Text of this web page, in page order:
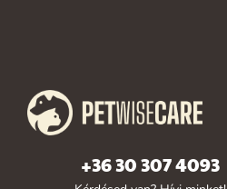
+36 30 307 4093